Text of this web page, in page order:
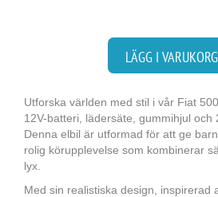
LÄGG I
Utforska världen med stil i vår Fiat
12V-batteri, lädersäte, gummihjul och
Denna elbil är utformad för att ge
rolig körupplevelse som kombinerar
lyx.
Med sin realistiska design, inspirerad